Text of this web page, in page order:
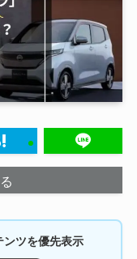
ツを優先表示